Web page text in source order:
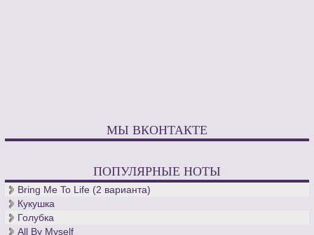
МЫ ВКОНТАКТЕ
ПОПУЛЯРНЫЕ НОТЫ
Bring Me To Life (2 варианта)
Кукушка
Голубка
All By Myself